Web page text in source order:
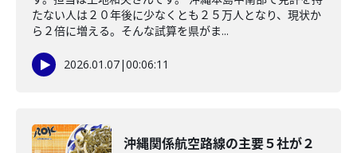
たない人は２０年後に少なくとも２５万人となり、現状か
ら２倍に増える。そんな試算を県がま...
2026.01.07|00:06:11
沖縄関係航空路線の主要５社が２